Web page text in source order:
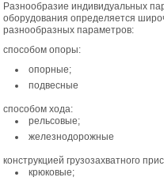
Разнообразие индивидуальных
оборудования определяется
разнообразных параметров:
способом опоры:
опорные;
подвесные
способом хода:
рельсовые;
железнодорожные
конструкцией грузозахватного
крюковые;